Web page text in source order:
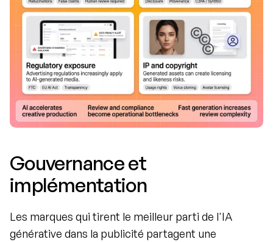
Gouvernance et
implémentation
Les marques qui tirent le meilleur parti de l'IA
générative dans la publicité partagent une